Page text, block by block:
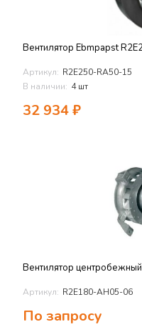
Вентилятор Ebmpapst
Артикул: R2E250-RA50-15
В наличии: 4 шт
32 934₽
Вентилятор
Артикул: R2E180-AH05-06
По запросу